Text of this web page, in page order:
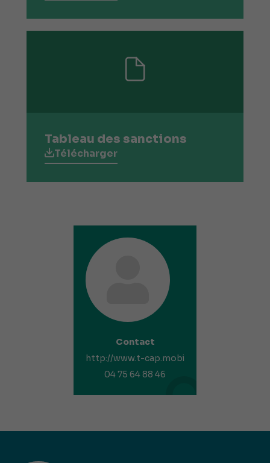
Tableau des sanctions
Télécharger
Contact
http://www.t-cap.mobi
04 75 64 88 46